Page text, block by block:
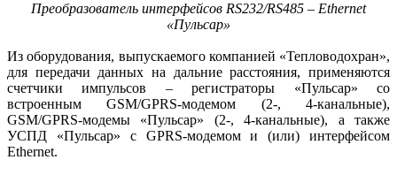
Преобразователь интерфейсов RS232/RS485 – Ethernet
«Пульсар»
Из оборудования, выпускаемого компанией «Тепловодохран»,
для передачи данных на дальние расстояния, применяются
счетчики импульсов – регистраторы «Пульсар» со
встроенным GSM/GPRS-модемом (2-, 4-канальные),
GSM/GPRS-модемы «Пульсар» (2-, 4-канальные), а также
УСПД «Пульсар» с GPRS-модемом и (или) интерфейсом
Ethernet.